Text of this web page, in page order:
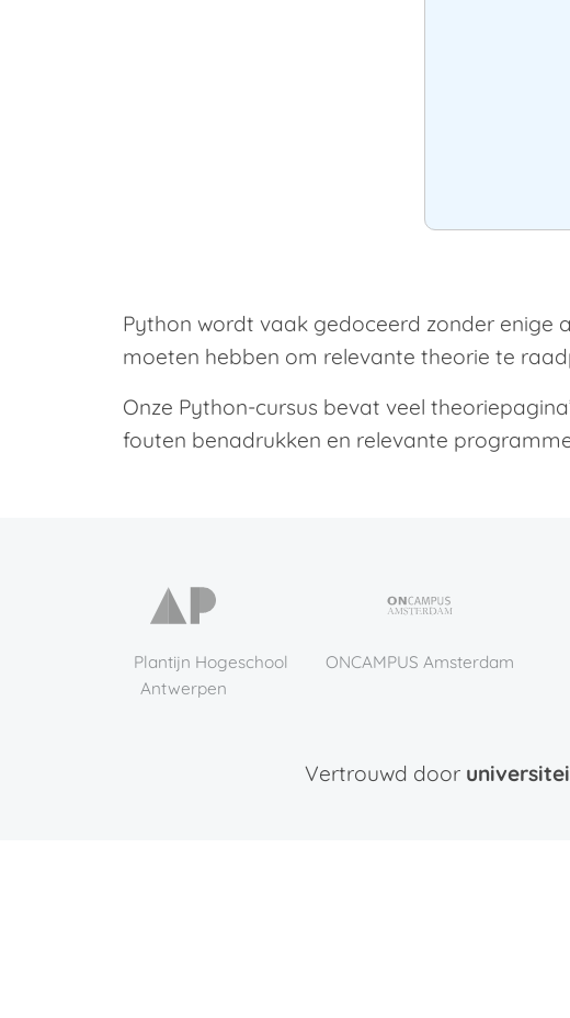
Python wordt vaak gedoceerd zonder enige
moeten hebben om relevante theorie te
Onze Python-cursus bevat veel
fouten benadrukken en relevante
Plantijn Hogeschool
Antwerpen
ONCAMPUS Amsterdam
Vertrouwd door